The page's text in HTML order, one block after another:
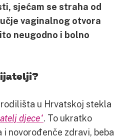
sjećam se straha od
vaginalnog otvora
neugodno i bolno
u Hrvatskoj stekla
djece“. To ukratko
i novorođenče zdravi, beba